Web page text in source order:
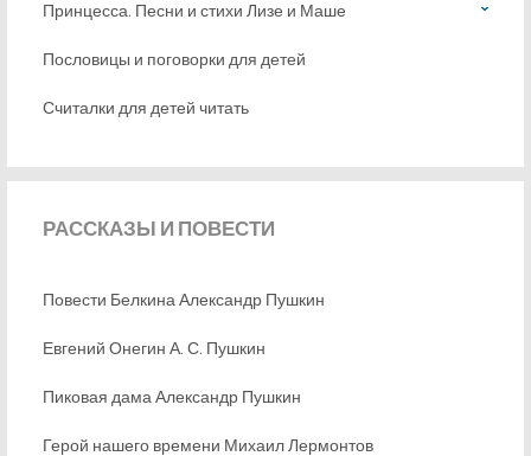
Принцесса. Песни и стихи Лизе и Маше
Пословицы и поговорки для детей
Считалки для детей читать
РАССКАЗЫ И ПОВЕСТИ
Повести Белкина Александр Пушкин
Евгений Онегин А. С. Пушкин
Пиковая дама Александр Пушкин
Герой нашего времени Михаил Лермонтов